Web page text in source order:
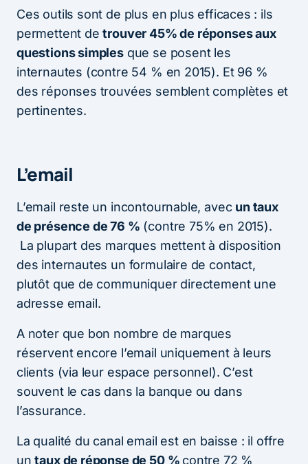
Ces outils sont de plus en plus efficaces : ils
permettent detrouver 45% de réponses aux
questions simplesque se posent les
internautes (contre 54 % en 2015). Et 96 %
des réponses trouvées semblent complètes et
pertinentes.
L’email
L’email reste un incontournable, avec un taux
de présence de 76 % (contre 75% en 2015).
La plupart des marques mettent à disposition
des internautes un formulaire de contact,
plutôt que de communiquer directement une
adresse email.
A noter que bon nombre de marques
réservent encore l’email uniquement à leurs
clients (via leur espace personnel). C’est
souvent le cas dans la banque ou dans
l’assurance.
La qualité du canal email est en baisse : il offre
untaux de réponse de 50 % contre 72 %